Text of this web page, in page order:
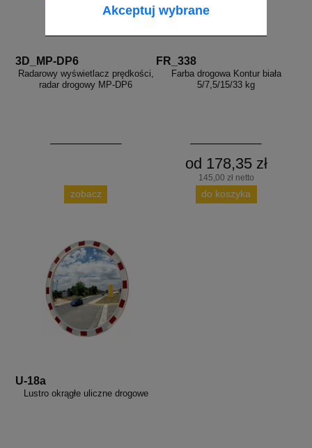
Akceptuj wybrane
3D_MP-DP6
Radarowy wyświetlacz prędkości,
radar drogowy MP-DP6
zobacz
FR_338
Farba drogowa Kontur biała
5/7,5/15/33 kg
od 178,35 zł
145,00 zł netto
do koszyka
U-18a
Lustro okrągłe uliczne drogowe